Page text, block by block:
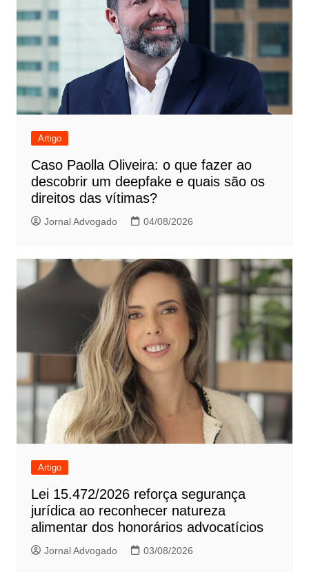
Artigo
Caso Paolla Oliveira: o que fazer ao
descobrir um deepfake e quais são os
direitos das vítimas?
Jornal Advogado 04/08/2026
Artigo
Lei 15.472/2026 reforça segurança
jurídica ao reconhecer natureza
alimentar dos honorários advocatícios
Jornal Advogado 03/08/2026